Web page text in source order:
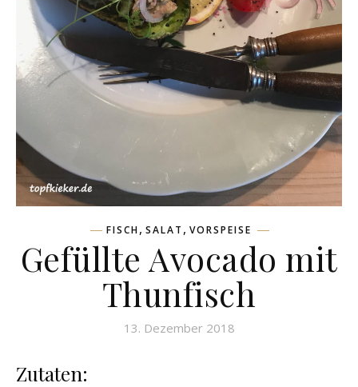
FISCH, SALAT , VORSPEISE
Gefüllte Avocado mit
Thunfisch
13. Dezember 2018
Zutaten: